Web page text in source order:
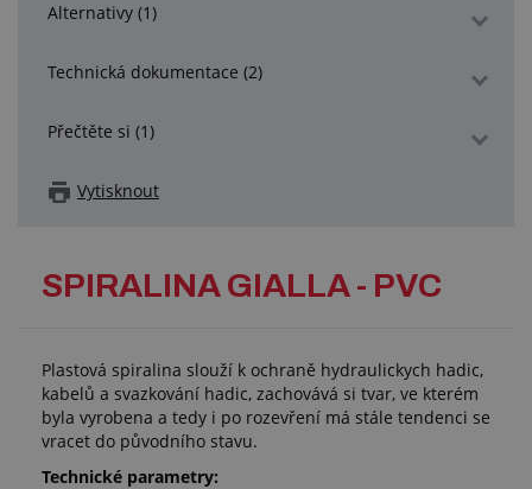
Alternativy (1)
Technická dokumentace (2)
Přečtěte si (1)
Vytisknout
SPIRALINA GIALLA - PVC
Plastová spiralina slouží k ochraně hydraulickych hadic,
kabelů a svazkování hadic, zachovává si tvar, ve kterém
byla vyrobena a tedy i po rozevření má stále tendenci se
vracet do původního stavu.
Technické parametry: